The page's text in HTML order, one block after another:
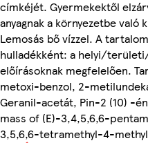
címkéjét. Gyermekektől
anyagnak a környezetbe való
Lemosás bő vízzel. A
hulladékként: a helyi/
előírásoknak megfelelően.
metoxi-benzol, 2-
Geranil-acetát, Pin-2 (10) -
mass of (E)-3,4,5,6,6-
3,5,6,6-tetramethyl-4-